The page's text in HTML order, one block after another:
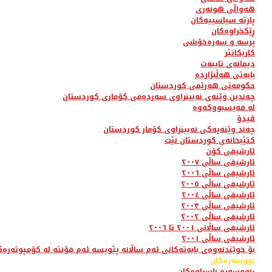
هەواڵی هونەری
پارتە سیاسییەکان
ڕێکخراوەکان
پرسە و سەرەخۆشی
کاریکاتێر
دیمانەی تایبەت
بابەتی هەڵبژاردە
حکومەتی هەرێمی کوردستان
چەندین وێنەی نەبینراوی سەردەمی کۆماری کوردستان
لە فەیسبووکەوە
ڤیدۆ
چەند وێنەیەکی نەبینراوی کۆمار کوردستان
کتێبخانەی کوردستان نێت
ئارشیفی کۆن
ئارشیفی ساڵی ٢٠٠٧
ئارشیفی ساڵی ٢٠٠٦
ئارشیفی ساڵی ٢٠٠٥
ئارشیفی ساڵی ٢٠٠٤
ئارشیفی ساڵی ٢٠٠٣
ئارشیفی ساڵی ٢٠٠٢
ئارشیفی ساڵانی ٢٠٠١ تا ٢٠٠٦
ئارشیفی ساڵی ٢٠٠١
بۆ خوێندنەوەی بابەتەکانی ئەم ساڵانە پێویسە ئەم فۆنتە لە
نووسەرەکان